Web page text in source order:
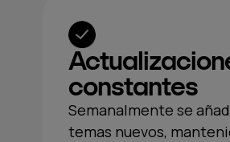
constantes
Semanalmente se
temas nuevos,